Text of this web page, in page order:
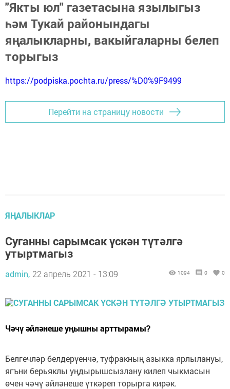
"Якты юл" газетасына язылыгыз
һәм Тукай районындагы
яңалыкларны, вакыйгаларны белеп
торыгыз
https://podpiska.pochta.ru/press/%D0%9F9499
Перейти на страницу новости
ЯҢАЛЫКЛАР
Суганны сарымсак үскән түтәлгә
утыртмагыз
admin, 22 апрель 2021 - 13:09 1094 0 0
Чәчү әйләнеше уңышны арттырамы?
Белгечләр белдерүенчә, туфракның азыкка ярлылануы,
ягъни берьяклы уңдырышсызлану килеп чыкмасын
өчен чәчү әйләнеше үткәреп торырга кирәк.